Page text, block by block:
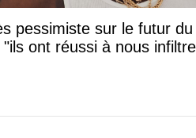
pessimiste sur le futur
ont réussi à nous